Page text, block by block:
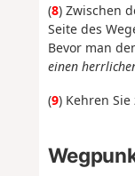
(8) Zwischen
Seite des
Bevor man
einen
(9) Kehren